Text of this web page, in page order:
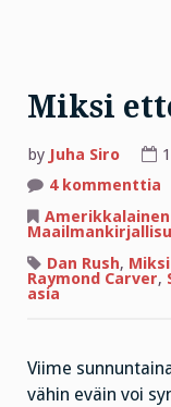
Miksi
by Juha Siro
4 kommenttia
Dan Rush,
Raymond Carver,
asia
Viime
vähin eväin voi